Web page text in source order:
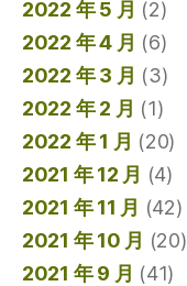
2022 年 5 月 (2)
2022 年 4 月 (6)
2022 年 3 月 (3)
2022 年 2 月 (1)
2022 年 1 月 (20)
2021 年 12 月 (4)
2021 年 11 月 (42)
2021 年 10 月 (20)
2021 年 9 月 (41)